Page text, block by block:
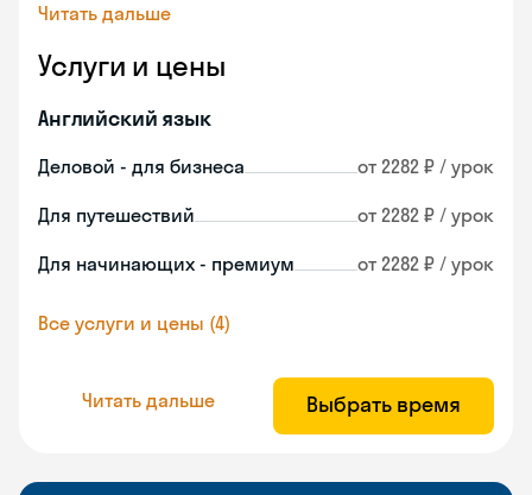
Читать дальше
Услуги и цены
Английский язык
Деловой - для бизнеса от 2282 ₽ / урок
Для путешествий от 2282 ₽ / урок
Для начинающих - премиум от 2282 ₽ / урок
Все услуги и цены (4)
Читать дальше Выбрать время